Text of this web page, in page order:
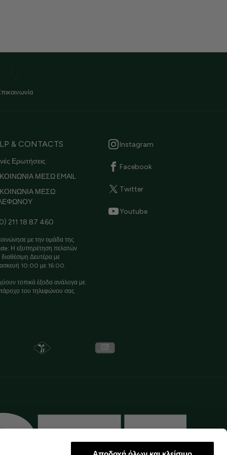
& CONTACTS
Ερωτήσεις
ΜΕΣΩ EMAIL
ΜΕΣΩ
211 18 87 460
με την ομάδα της
Η εξυπηρέτηση πελατών
διαθέσιμη Δευτέρα με
10:00 με 16:00.
τοπικά έξοδα ανάλογα με
του τηλεφώνου σας.
Instagram
Facebook
Twitter
Youtube